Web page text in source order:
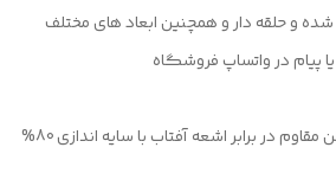
و حلقه دار و همچنین ابعاد های مختلف
در واتساپ فروشگاه
ویژگی توری:جنس پلی اتیلن مقاوم در برابر اشعه آفتاب با سایه اندازی 80%